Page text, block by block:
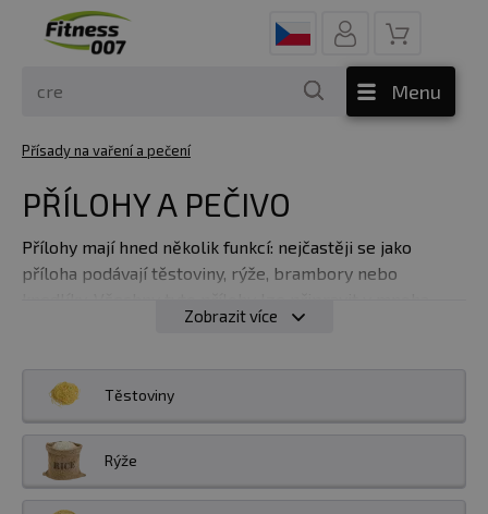
Menu
Přísady na vaření a pečení
PŘÍLOHY A PEČIVO
Přílohy mají hned několik funkcí: nejčastěji se jako
příloha podávají těstoviny, rýže, brambory nebo
variantách více či méně zdravých – záleží na konkrétním
neznámé přílohy jako je
Také se častěji setkáváme s luštěninami. Přílohy jsou
významným zdrojem živin a vyplatí se dbát na jejich
kvalitu, ať už jimi chceme doplnit sacharidy, bílkoviny
nebo vlákninu.
Zobrazit více
Těstoviny
Rýže